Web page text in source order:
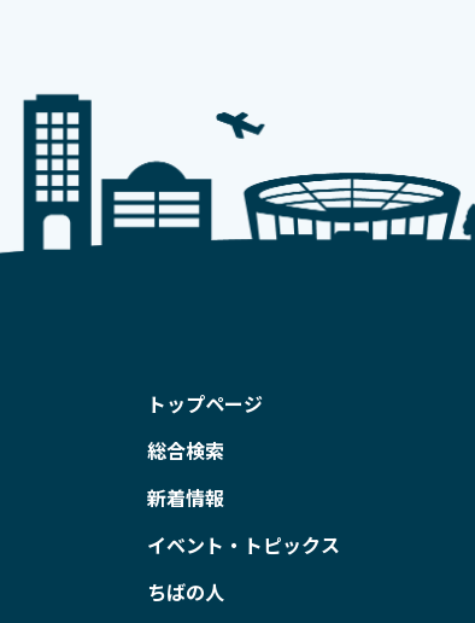
トップページ
総合検索
新着情報
イベント・トピックス
ちばの人